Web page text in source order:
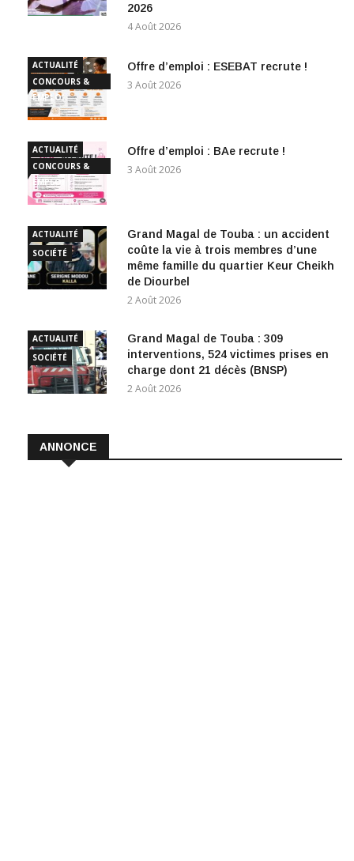
2026
4 Août 2026
ACTUALITÉ
CONCOURS &
EMPLOI
Offre d’emploi : ESEBAT recrute !
3 Août 2026
ACTUALITÉ
CONCOURS &
EMPLOI
Offre d’emploi : BAe recrute !
3 Août 2026
ACTUALITÉ
SOCIÉTÉ
Grand Magal de Touba : un accident
coûte la vie à trois membres d’une
même famille du quartier Keur Cheikh
de Diourbel
2 Août 2026
ACTUALITÉ
SOCIÉTÉ
Grand Magal de Touba : 309
interventions, 524 victimes prises en
charge dont 21 décès (BNSP)
2 Août 2026
ANNONCE